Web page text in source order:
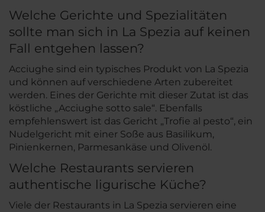
Welche Gerichte und Spezialitäten
sollte man sich in La Spezia auf keinen
Fall entgehen lassen?
Acciughe sind ein typisches Produkt von La Spezia
und können auf verschiedene Arten zubereitet
werden. Eines der Gerichte mit dieser Zutat ist das
köstliche „Acciughe sotto sale“. Ebenfalls
empfehlenswert ist das Gericht „Trofie al pesto“, ein
Nudelgericht mit einer Soße aus Basilikum,
Pinienkernen, Parmesankäse und Olivenöl.
Welche Restaurants servieren
authentische ligurische Küche?
Viele der Restaurants in La Spezia servieren eine